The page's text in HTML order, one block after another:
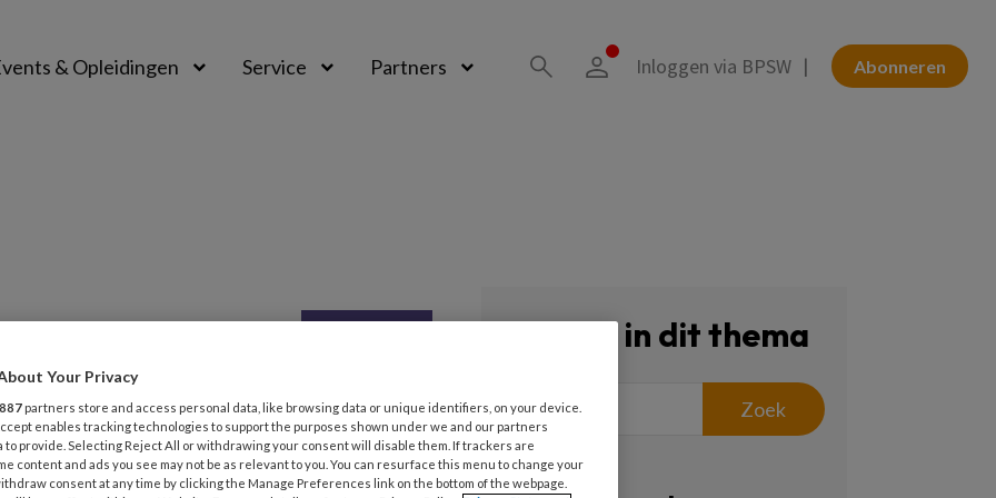
& Opleidingen Service Partners Abonneren
Inloggen via BPSW
geweld Maak het
zichtbaar
lange tijd achter de schermen verborgen bleef,
Zoeken in dit thema
Zoek
Your Privacy
887 partners store and access personal data, like browsing data or unique identifiers, on your device.
enables tracking technologies to support the purposes shown under we and our partners
to provide. Selecting Reject All or withdrawing your consent will disable them. If trackers are
content and ads you see may not be as relevant to you. You can resurface this menu to change your
consent at any time by clicking the Manage Preferences link on the bottom of the webpage.